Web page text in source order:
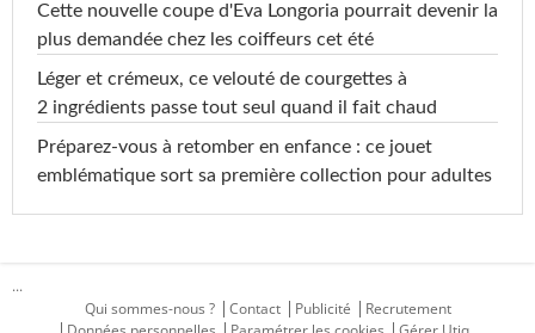
Cette nouvelle coupe d'Eva Longoria pourrait devenir la
plus demandée chez les coiffeurs cet été
Léger et crémeux, ce velouté de courgettes à
2 ingrédients passe tout seul quand il fait chaud
Préparez-vous à retomber en enfance : ce jouet
emblématique sort sa première collection pour adultes
...
Qui sommes-nous ?
Contact Publicité
Recrutement